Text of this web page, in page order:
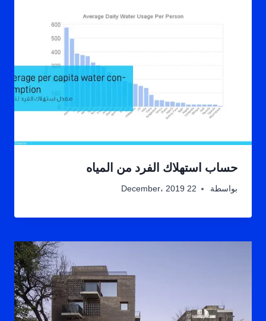
حساب استهلاك الفرد من المياه
بواسطة 22 December، 2019